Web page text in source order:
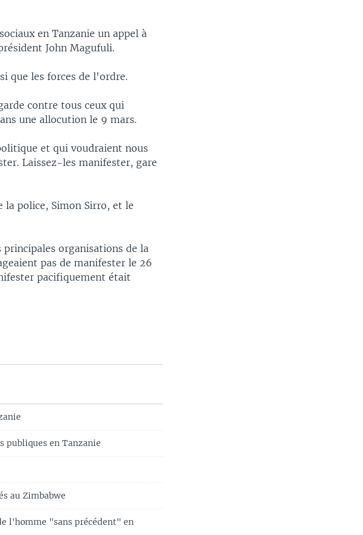
en Tanzanie un appel à
John Magufuli.
que les forces de l'ordre.
contre tous ceux qui
une allocution le 9 mars.
et qui voudraient nous
Laissez-les manifester, gare
la police, Simon Sirro, et le
organisations de la
pas de manifester le 26
pacifiquement était
publiques en Tanzanie
au Zimbabwe
l'homme "sans précédent" en